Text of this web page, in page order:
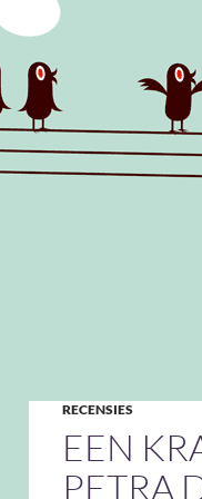
RECENSIES
EEN
PETRA